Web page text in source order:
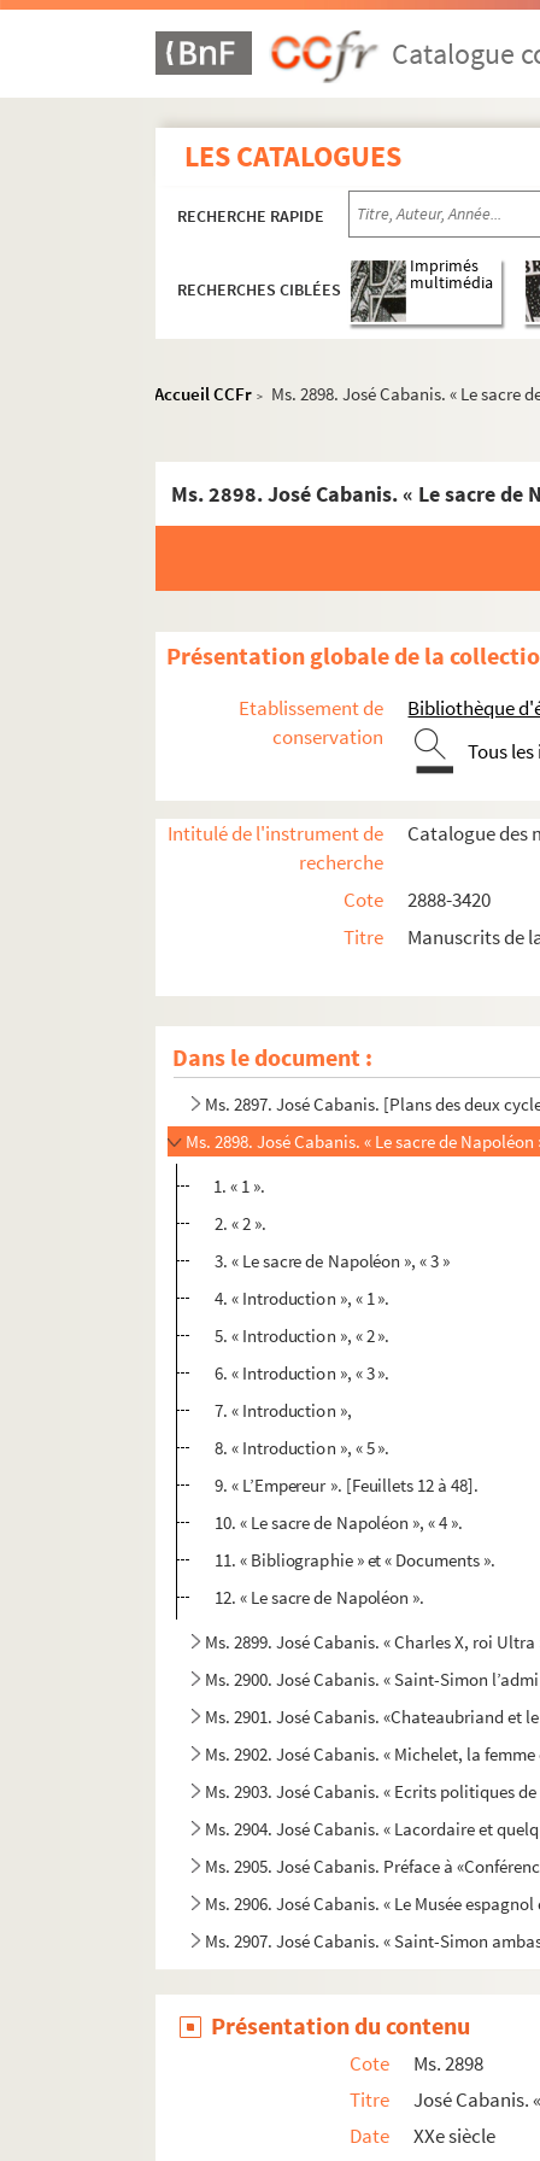
Catalogue
LES CATALOGUES
RECHERCHE RAPIDE
RECHERCHES CIBLÉES
Imprimés
multimédia
Accueil CCFr > Ms. 2898. José Cabanis. « Le sacre
Ms. 2898. José Cabanis. « Le sacre de
Présentation globale de la
Etablissement de
conservation
Bibliothèque
Tous
Intitulé de l'instrument de
recherche
Catalogue des
Cote
2888-3420
Titre
Manuscrits de
Dans le document :
Ms. 2894. José Cabanis. « Un faux Rimbaud ».
Ms. 2895. José Cabanis. « Une vie ».
Ms. 2896. José Cabanis. « Des jardins en
Ms. 2897. José Cabanis. [Plans des deux
Ms. 2898. José Cabanis. « Le sacre de Napoléon
1. « 1 ».
2. « 2 ».
3. « Le sacre de Napoléon », « 3 »
4. « Introduction », « 1 ».
5. « Introduction », « 2 ».
6. « Introduction », « 3 ».
7. « Introduction »,
8. « Introduction », « 5 ».
9. « L’Empereur ». [Feuillets 12 à 48].
10. « Le sacre de Napoléon », « 4 ».
11. « Bibliographie » et « Documents ».
12. « Le sacre de Napoléon ».
Ms. 2899. José Cabanis. « Charles X, roi Ultra
Ms. 2900. José Cabanis. « Saint-Simon
Ms. 2901. José Cabanis. «Chateaubriand et
Ms. 2902. José Cabanis. « Michelet, la
Ms. 2903. José Cabanis. « Ecrits politiques
Ms. 2904. José Cabanis. « Lacordaire et
Ms. 2905. José Cabanis. Préface à
Ms. 2906. José Cabanis. « Le Musée
Ms. 2907. José Cabanis. « Saint-Simon
Ms. 2909. José Cabanis. Article sur son
Ms. 2910. José Cabanis. « Les pays lointains
Ms. 2911. José Cabanis. « Chateaubriand,
Ms. 2912. José Cabanis. Préface à la
Présentation du contenu
Cote
Ms. 2898
Titre
José Cabanis.
Date
XXe siècle